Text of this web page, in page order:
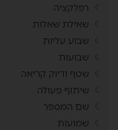
רפלקציה
שאילת שאלות
שבוע עליות
שבועות
שטף ודיוק קריאה
שיתוף פעולה
שם המספר
שמועות